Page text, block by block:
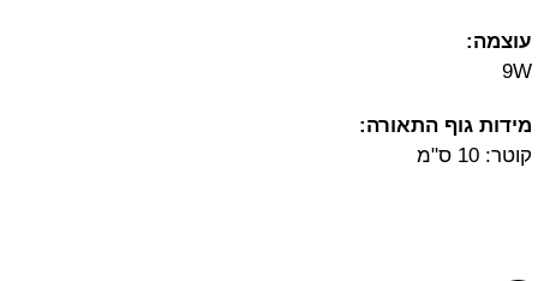
עוצמה:
9W
מידות גוף התאורה:
קוטר: 10 ס"מ